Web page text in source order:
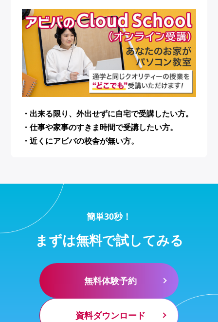
・出来る限り、外出せずに自宅で受講したい方。
・仕事や家事のすきま時間で受講したい方。
・近くにアビバの校舎が無い方。
簡単30秒！
まずは無料で試してみる
無料体験予約
資料ダウンロード